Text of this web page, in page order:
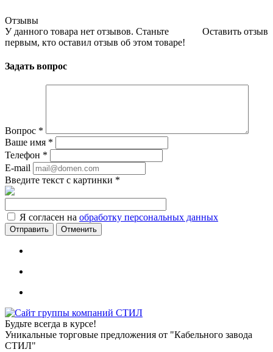
Отзывы
Оставить отзыв
У данного товара нет отзывов. Станьте
первым, кто оставил отзыв об этом товаре!
Задать вопрос
Вопрос *
Ваше имя *
Телефон *
E-mail
Введите текст с картинки *
Я согласен на обработку персональных данных
Отменить
Будьте всегда в курсе!
Уникальные торговые предложения от "Кабельного завода
СТИЛ"